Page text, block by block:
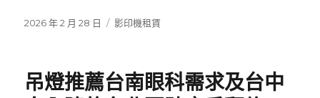
發
2026 年 2 月 28 日
分
影印機租賃
吊燈推薦台南眼科需求及台中